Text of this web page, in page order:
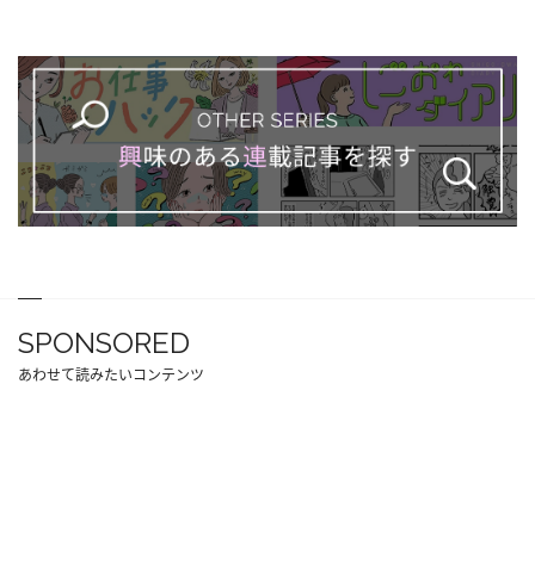
SPONSORED
あわせて読みたいコンテンツ